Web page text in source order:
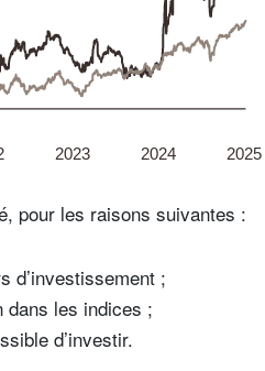
pour les raisons suivantes :
d’investissement ;
dans les indices ;
d’investir.